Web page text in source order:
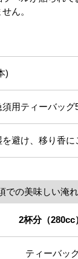
ん。
)
須用ティーバッ
避け、移り香に
での美味しい淹
2杯分（280cc
ティーバッ